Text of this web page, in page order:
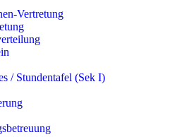
Vertretung
/ Stundentafel (Sek I)